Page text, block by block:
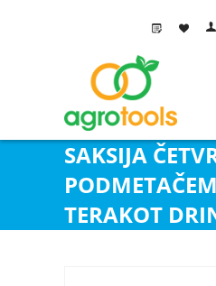
SAKSIJA
TERAKOT